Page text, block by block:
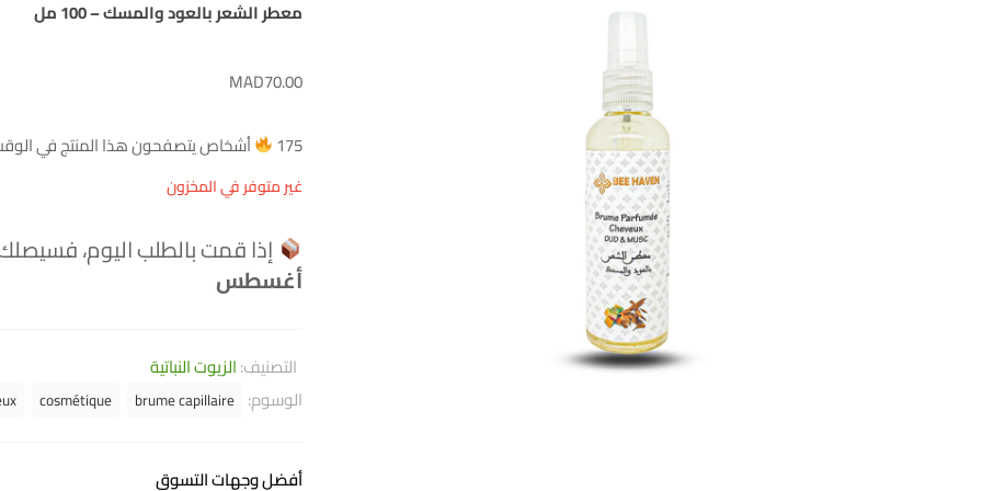
معطر الشعر بالعود والمسك – 100 مل
MAD70.00
175
أشخاص يتصفحون هذا المنتج في
غير متوفر في المخزون
إذا قمت بالطلب اليوم،
أغسطس
التصنيف:الزيوت النباتية
الوسوم: brume capillaire
cosmétique
أفضل وجهات التسوق